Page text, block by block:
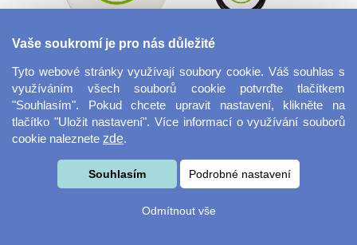
Tácek na nápoje
kulatý
Vaše soukromí je pro nás důležité
Tyto webové stránky využívají soubory cookie. Váš souhlas s
využíváním všech souborů cookie potvrďte tlačítkem
"Souhlasím". Pokud chcete upravit nastavení, klikněte na
tlačítko "Uložit nastavení". Více informací o využívání souborů
cookie naleznete zde.
Souhlasím Podrobné nastavení
Odmítnout vše